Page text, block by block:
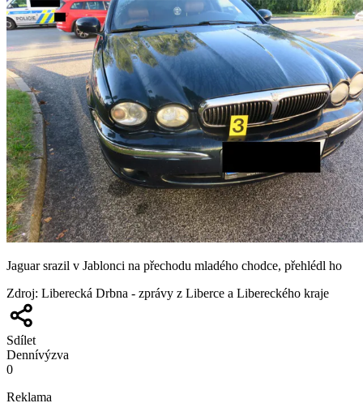
Jaguar srazil v Jablonci na přechodu mladého chodce, přehlédl ho
Zdroj: Liberecká Drbna - zprávy z Liberce a Libereckého kraje
Sdílet
Dennívýzva
0
Reklama